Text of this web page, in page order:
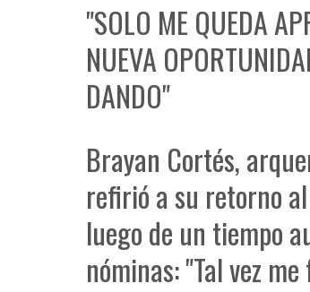
"SOLO ME QUEDA
NUEVA
DANDO"
Brayan Cortés,
refirió a su retorno
luego de un tiempo
nóminas: "Tal vez